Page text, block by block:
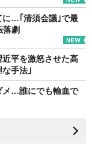
に…｢清須会議｣で最
落劇
平を激怒させた高
手法｣
メ…誰にでも輸血で